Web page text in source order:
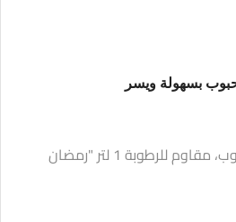
منظم تخزين موزع المواد الغذائية الجافة وغيرها من الحبوب، مقاوم للرطوبة 1 لتر "رمضان